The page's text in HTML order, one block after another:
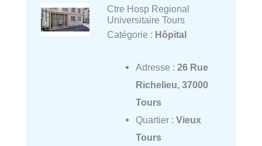
Ctre Hosp Regional
Universitaire Tours
Catégorie : Hôpital
Adresse : 26 Rue
Richelieu, 37000
Tours
Quartier : Vieux
Tours